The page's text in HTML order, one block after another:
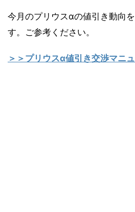
今月のプリウスαの値引き動向
す。ご参考ください。
＞＞プリウスα値引き交渉マニ